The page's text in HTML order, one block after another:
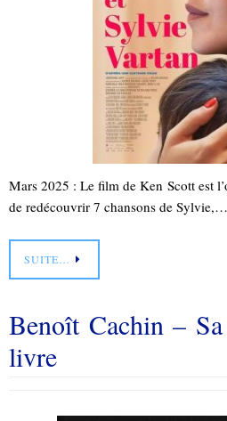
Mars 2025 : Le film de Ken Scott est
de redécouvrir 7 chansons de Sylvie,…
SUITE…
Benoît Cachin –
livre